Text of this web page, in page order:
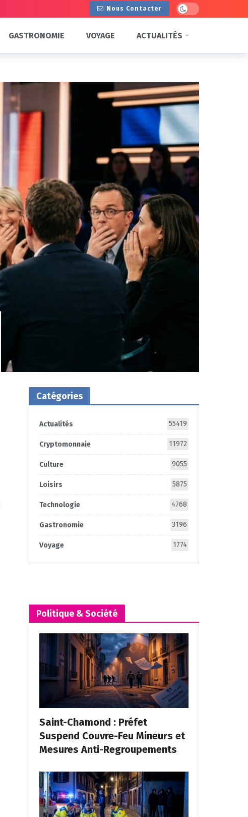
Nous Contacter Dark mode
GASTRONOMIE VOYAGE ACTUALITÉS
Catégories
Actualités 55419
Cryptomonnaie 11972
Culture 9055
Loisirs 5875
Technologie 4768
Gastronomie 3196
Voyage 1774
Politique & Société
Saint-Chamond : Préfet
Suspend Couvre-Feu Mineurs et
Mesures Anti-Regroupements